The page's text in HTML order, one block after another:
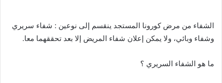
الشفاء من مرض كورونا المستجد ينقسم إلى نوعين : شفاء سريري
وشفاء وبائي، ولا يمكن إعلان شفاء المريض إلا بعد تحققهما معا.
ما هو الشفاء السريري ؟